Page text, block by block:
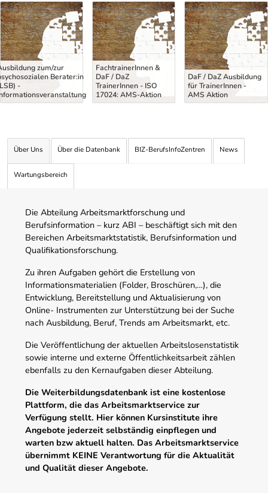
Uber Weiterbildungsvorschläge
zum/zur
Berater:in
-
FachtrainerInnen &
DaF / DaZ
TrainerInnen - ISO
17024: AMS-Aktion
DaF / DaZ Ausbildung
für TrainerInnen -
AMS Aktion
Über Uns Über die Datenbank BIZ-BerufsInfoZentren News
Wartungsbereich
Die Abteilung Arbeitsmarktforschung und
Berufsinformation – kurz ABI – beschäftigt sich mit den
Bereichen Arbeitsmarktstatistik, Berufsinformation und
Qualifikationsforschung.
Zu ihren Aufgaben gehört die Erstellung von
Informationsmaterialien (Folder, Broschüren,…), die
Entwicklung, Bereitstellung und Aktualisierung von
Online- Instrumenten zur Unterstützung bei der Suche
nach Ausbildung, Beruf, Trends am Arbeitsmarkt, etc.
Die Veröffentlichung der aktuellen Arbeitslosenstatistik
sowie interne und externe Öffentlichkeitsarbeit zählen
ebenfalls zu den Kernaufgaben dieser Abteilung.
Die Weiterbildungsdatenbank ist eine kostenlose
Plattform, die das Arbeitsmarktservice zur
Verfügung stellt. Hier können Kursinstitute ihre
Angebote jederzeit selbständig einpflegen und
warten bzw aktuell halten. Das Arbeitsmarktservice
übernimmt KEINE Verantwortung für die Aktualität
und Qualität dieser Angebote.